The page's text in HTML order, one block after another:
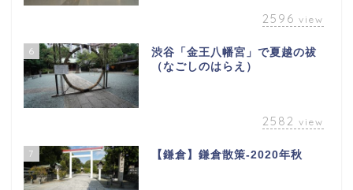
2596 view
6
渋谷「金王八幡宮」で夏越の祓
（なごしのはらえ）
2582 view
7 【鎌倉】鎌倉散策-2020年秋